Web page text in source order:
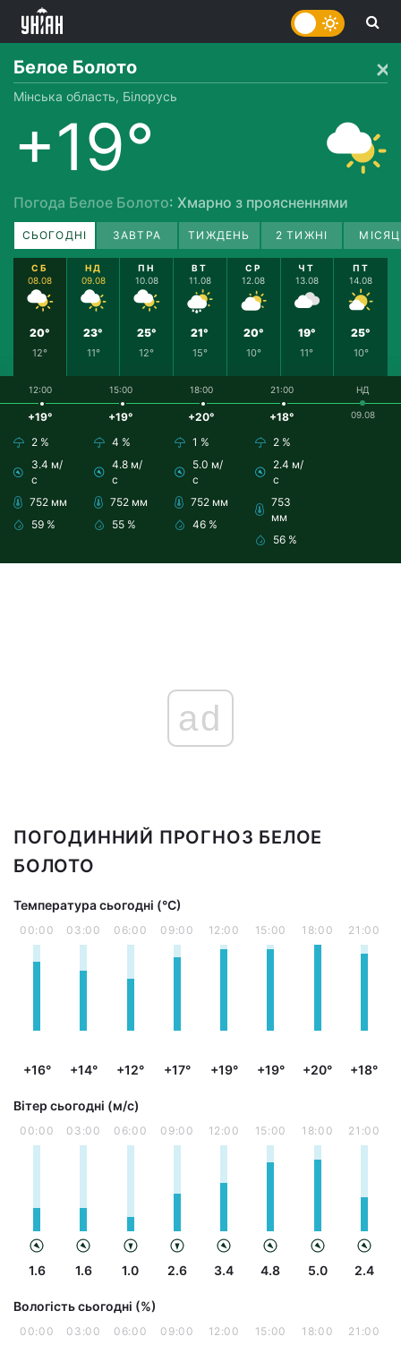
Белое Болото
Мінська область, Білорусь
+19°
Погода Белое Болото: Хмарно з проясненнями
СЬОГОДНІ ЗАВТРА ТИЖДЕНЬ 2 ТИЖНІ
СБ
08.08
20°
12°
НД
09.08
23°
11°
ПН
10.08
25°
12°
ВТ
11.08
21°
15°
СР
12.08
20°
10°
ЧТ
13.08
19°
11°
ПТ
14.08
25°
10°
12:00
+19°
2 %
3.4 м/
с
752 мм
59 %
15:00
+19°
4 %
4.8 м/
с
752 мм
55 %
18:00
+20°
1 %
5.0 м/
с
752 мм
46 %
21:00
+18°
2 %
2.4 м/
с
753
мм
56 %
НД
09.08
ad
ПОГОДИННИЙ ПРОГНОЗ БЕЛОЕ
БОЛОТО
Температура сьогодні (°С)
00:00
+16°
03:00
+14°
06:00
+12°
09:00
+17°
12:00
+19°
15:00
+19°
18:00
+20°
21:00
+18°
Вітер сьогодні (м/с)
00:00
1.6
03:00
1.6
06:00
1.0
09:00
2.6
12:00
3.4
15:00
4.8
18:00
5.0
21:00
2.4
Вологість сьогодні (%)
00:00 03:00 06:00 09:00 12:00 15:00 18:00 21:00